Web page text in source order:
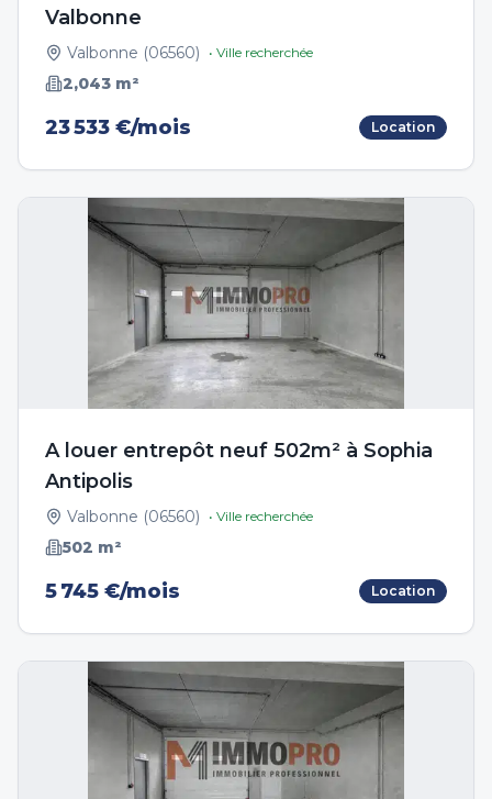
Valbonne
Valbonne (06560) • Ville recherchée
2,043 m²
23 533 €/mois Location
A louer entrepôt neuf 502m² à Sophia
Antipolis
Valbonne (06560) • Ville recherchée
502 m²
5 745 €/mois Location